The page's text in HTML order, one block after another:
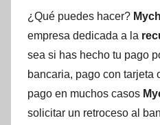
¿Qué puedes hacer?
empresa dedicada a la
sea si has hecho tu pago
bancaria, pago con tarjeta
pago en muchos casos
solicitar un retroceso al